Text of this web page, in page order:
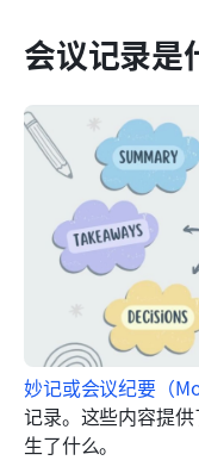
会议记录是
妙记或会议纪要（
记录。这些内容提
生了什么。